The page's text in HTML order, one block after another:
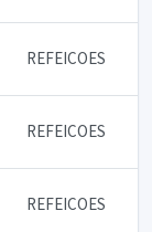
REFEICOES
REFEICOES
REFEICOES